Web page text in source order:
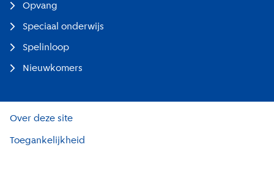
Opvang
Speciaal onderwijs
Spelinloop
Nieuwkomers
Over deze site
Toegankelijkheid